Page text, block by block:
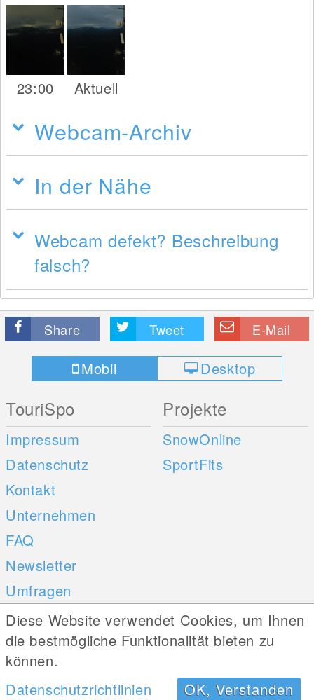
23:00 Aktuell
Webcam-Archiv
In der Nähe
Webcam defekt? Beschreibung
falsch?
Share Tweet E-Mail
Mobil Desktop
TouriSpo
Impressum
Datenschutz
Kontakt
Unternehmen
FAQ
Newsletter
Umfragen
Projekte
SnowOnline
SportFits
Mobile Apps
iOS
Android
Social Web
Diese Website verwendet Cookies, um Ihnen
die bestmögliche Funktionalität bieten zu
können.
Datenschutzrichtlinien
OK, Verstanden